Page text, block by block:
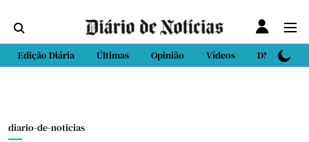
Edição Diária Últimas Opinião Vídeos DN Sport
diario-de-noticias